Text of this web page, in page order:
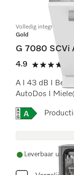
Volledig integreerbare
Gold
G 7080 SCVi
4.9
4.9 sterren
A I 43 dB I
AutoDos I
Online
Leverbaar uit